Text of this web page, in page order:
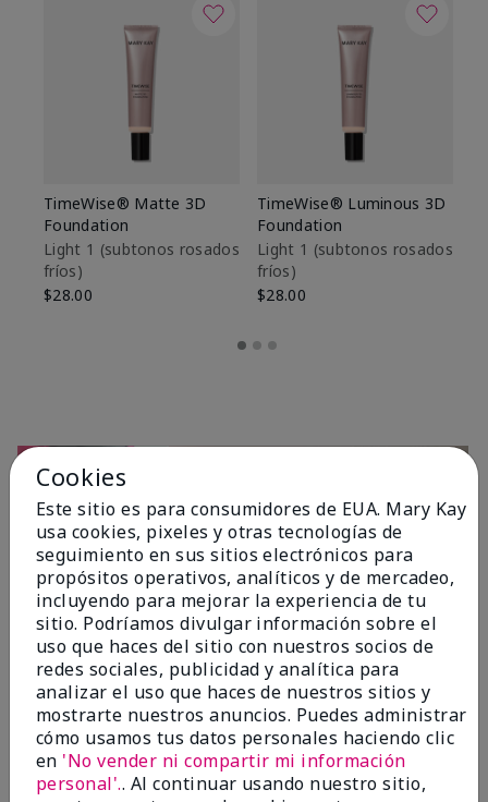
TimeWise® Matte 3D
Foundation
Light 1​ (subtonos rosados
fríos)
$28.00
TimeWise® Luminous 3D
Foundation
Light 1​ (subtonos rosados
fríos)
$28.00
OPINIONES
4.7
10 Reseñas
Cookies
Este sitio es para consumidores de EUA. Mary Kay
usa cookies, pixeles y otras tecnologías de
seguimiento en sus sitios electrónicos para
propósitos operativos, analíticos y de mercadeo,
incluyendo para mejorar la experiencia de tu
sitio. Podríamos divulgar información sobre el
uso que haces del sitio con nuestros socios de
redes sociales, publicidad y analítica para
analizar el uso que haces de nuestros sitios y
mostrarte nuestros anuncios. Puedes administrar
cómo usamos tus datos personales haciendo clic
en 'No vender ni compartir mi información
personal'.. Al continuar usando nuestro sitio,